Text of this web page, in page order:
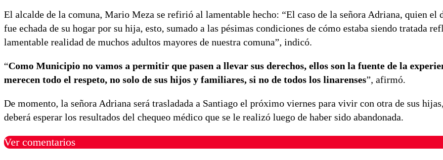
El alcalde de la comuna, Mario Meza se refirió al lamentable hecho: “El caso de la señora Adriana, quien el
fue echada de su hogar por su hija, esto, sumado a las pésimas condiciones de cómo estaba siendo tratada
lamentable realidad de muchos adultos mayores de nuestra comuna”, indicó.
“Como Municipio no vamos a permitir que pasen a llevar sus derechos, ellos son la fuente de la
merecen todo el respeto, no solo de sus hijos y familiares, si no de todos los linarenses”, afirmó.
De momento, la señora Adriana será trasladada a Santiago el próximo viernes para vivir con otra de sus
deberá esperar los resultados del chequeo médico que se le realizó luego de haber sido abandonada.
Ver comentarios